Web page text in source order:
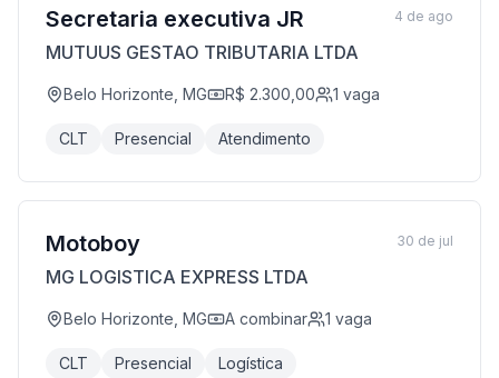
Secretaria executiva JR
MUTUUS GESTAO TRIBUTARIA LTDA
Belo Horizonte, MG R$ 2.300,00 1 vaga
CLT Presencial Atendimento
4 de ago
Motoboy
MG LOGISTICA EXPRESS LTDA
Belo Horizonte, MG A combinar 1 vaga
CLT Presencial Logística
30 de jul